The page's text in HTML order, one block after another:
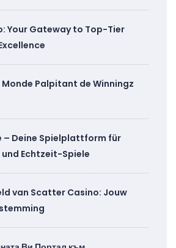
Your Gateway to Top-Tier
Monde Palpitant de Winningz
– Deine Spielplattform für
Echtzeit-Spiele
van Scatter Casino: Jouw